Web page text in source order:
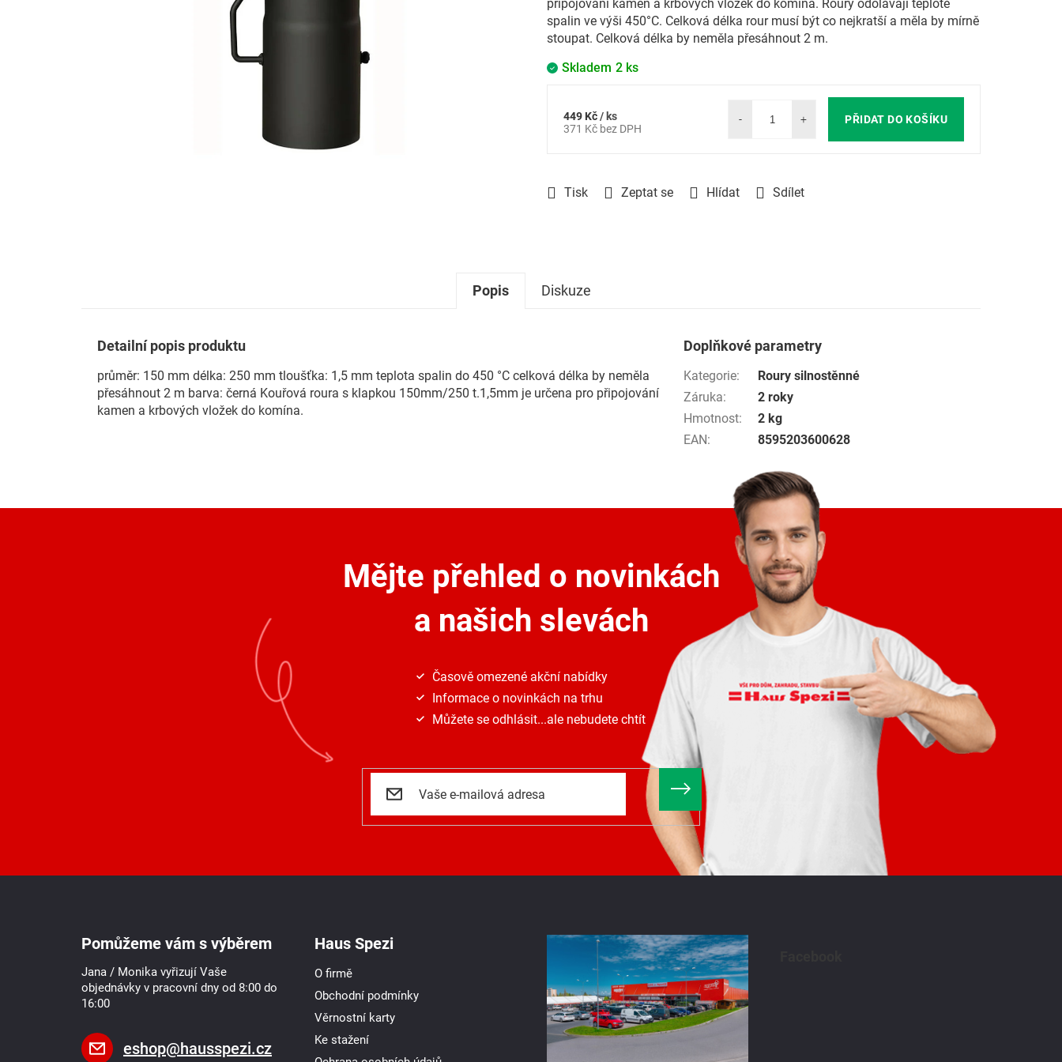
Skladem 2 ks
připojování kamen a krbových vložek do komína. Roury odolávají teplotě
spalin ve výši 450°C. Celková délka rour musí být co nejkratší a měla by mírně
stoupat. Celková délka by neměla přesáhnout 2 m.
Tisk Zeptat se Hlídat Sdílet
449 Kč/ ks
371 Kč bez DPH
Měrná
PŘIDAT DO KOŠÍKU
Popis Diskuze
Detailní popis produktu
průměr: 150 mm délka: 250 mm tloušťka: 1,5 mm teplota spalin do 450 °C celková délka by neměla
přesáhnout 2 m barva: černá Kouřová roura s klapkou 150mm/250 t.1,5mm je určena pro připojování
kamen a krbových vložek do komína.
Doplňkové parametry
Kategorie:
Roury silnostěnné
Záruka:
2 roky
Hmotnost:
2 kg
EAN: 8595203600628
Mějte přehled o novinkách
a našich slevách
Časově omezené akční nabídky
Informace o novinkách na trhu
Můžete se odhlásit...ale nebudete chtít
Pomůžeme vám s výběrem
Jana / Monika vyřizují Vaše
objednávky v pracovní dny od 8:00 do
16:00
eshop@hausspezi.cz
Haus Spezi
O firmě
Obchodní podmínky
Věrnostní karty
Ke stažení